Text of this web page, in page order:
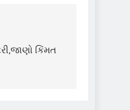
કિંમત